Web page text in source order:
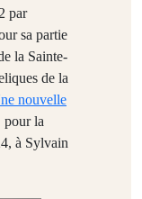
par
sa partie
la Sainte-
de la
nouvelle
pour la
à Sylvain